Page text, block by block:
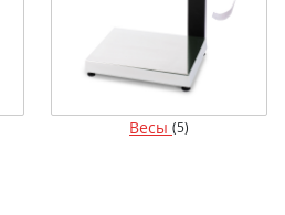
Весы (5)